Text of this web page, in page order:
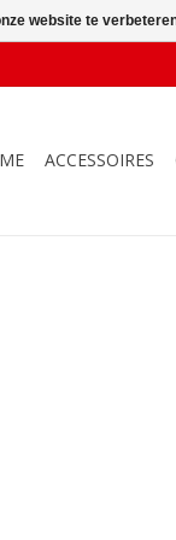
ACCESSOIRES
website te